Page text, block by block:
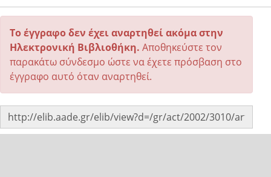
Το έγγραφο δεν έχει αναρτηθεί ακόμα στην
Ηλεκτρονική Βιβλιοθήκη. Αποθηκεύστε τον
παρακάτω σύνδεσμο ώστε να έχετε πρόσβαση στο
έγγραφο αυτό όταν αναρτηθεί.